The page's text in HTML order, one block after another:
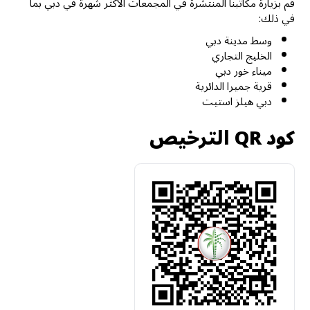
في ذلك:
وسط مدينة دبي
الخليج التجاري
ميناء خور دبي
قرية جميرا الدائرية
دبي هيلز استيت
كود QR الترخيص